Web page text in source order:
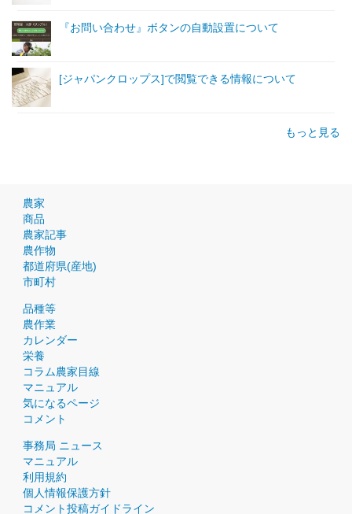
『お問い合わせ』ボタンの自動設置について
[ジャパンクロップス]で閲覧できる情報について
もっと見る
農家
商品
農家記事
農作物
都道府県(産地)
市町村
品種等
農作業
カレンダー
栄養
コラム農家目線
マニュアル
気になるページ
コメント
事務局 ニュース
マニュアル
利用規約
個人情報保護方針
コメント投稿ガイドライン